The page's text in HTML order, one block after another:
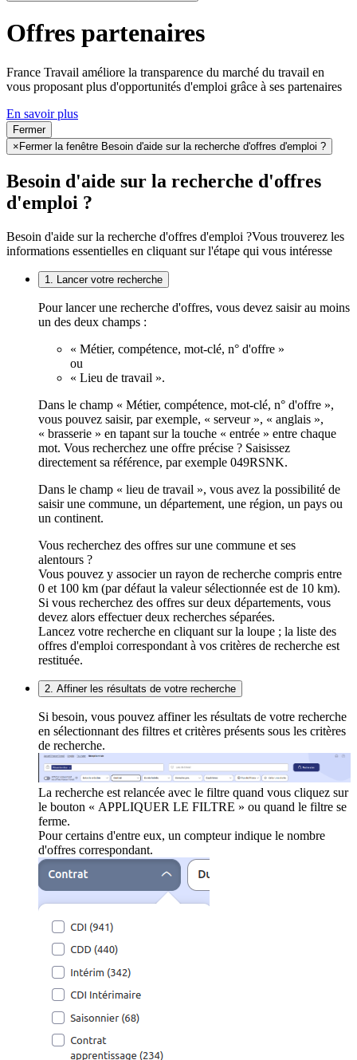
Offres partenaires
France Travail améliore la transparence du marché du travail en
vous proposant plus d'opportunités d'emploi grâce à ses partenaires
En savoir plus
Fermer
× Fermer la fenêtre Besoin d'aide sur la recherche d'offres d'emploi ?
Besoin d'aide sur la recherche d'offres
d'emploi ?
Besoin d'aide sur la recherche d'offres d'emploi ?Vous trouverez les
informations essentielles en cliquant sur l'étape qui vous intéresse
1. Lancer votre recherche
Pour lancer une recherche d'offres, vous devez saisir au moins
un des deux champs :
« Métier, compétence, mot-clé, n° d'offre »
ou
« Lieu de travail ».
Dans le champ « Métier, compétence, mot-clé, n° d'offre »,
vous pouvez saisir, par exemple, « serveur », « anglais »,
« brasserie » en tapant sur la touche « entrée » entre chaque
mot. Vous recherchez une offre précise ? Saisissez
directement sa référence, par exemple 049RSNK.
Dans le champ « lieu de travail », vous avez la possibilité de
saisir une commune, un département, une région, un pays ou
un continent.
Vous recherchez des offres sur une commune et ses
alentours ?
Vous pouvez y associer un rayon de recherche compris entre
0 et 100 km (par défaut la valeur sélectionnée est de 10 km).
Si vous recherchez des offres sur deux départements, vous
devez alors effectuer deux recherches séparées.
Lancez votre recherche en cliquant sur la loupe ; la liste des
offres d'emploi correspondant à vos critères de recherche est
restituée.
2. Affiner les résultats de votre recherche
Si besoin, vous pouvez affiner les résultats de votre recherche
en sélectionnant des filtres et critères présents sous les critères
de recherche.
La recherche est relancée avec le filtre quand vous cliquez sur
le bouton « APPLIQUER LE FILTRE » ou quand le filtre se
ferme.
Pour certains d'entre eux, un compteur indique le nombre
d'offres correspondant.